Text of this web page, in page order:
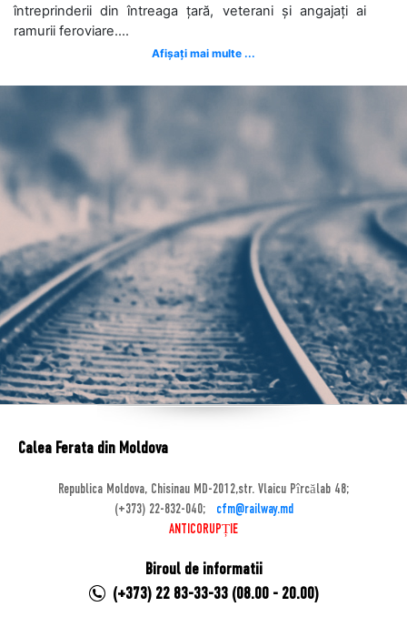
întreprinderii din întreaga țară, veterani și angajați ai
ramurii feroviare....
Afișați mai multe ...
Calea Ferata din Moldova
Republica Moldova, Chisinau MD-2012,str. Vlaicu Pîrcălab 48;
(+373) 22-832-040;
cfm@railway.md
ANTICORUPȚIE
Biroul de informatii
(+373) 22 83-33-33 (08.00 - 20.00)